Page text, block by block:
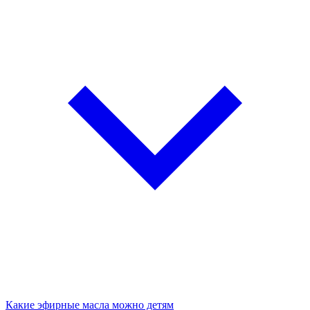
Какие эфирные масла можно детям